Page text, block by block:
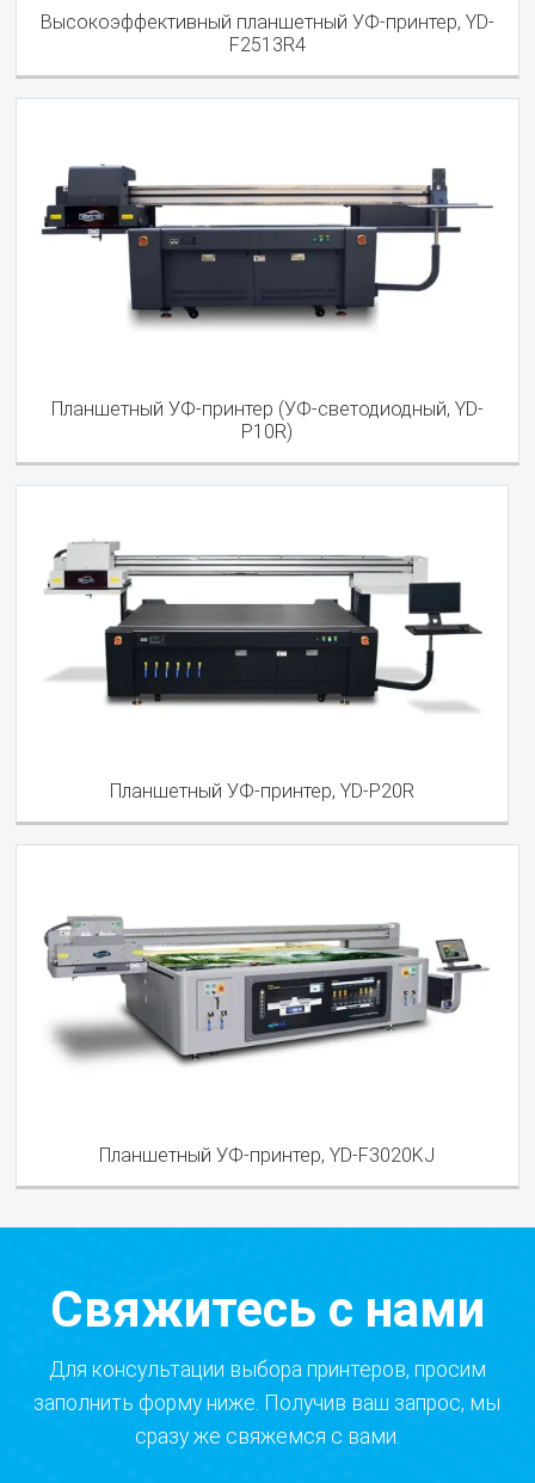
Высокоэффективный планшетный УФ-принтер, YD-
F2513R4
Планшетный УФ-принтер (УФ-светодиодный, YD-
P10R)
Планшетный УФ-принтер, YD-P20R
Планшетный УФ-принтер, YD-F3020KJ
Свяжитесь с нами
Для консультации выбора принтеров, просим
заполнить форму ниже. Получив ваш запрос, мы
сразу же свяжемся с вами.